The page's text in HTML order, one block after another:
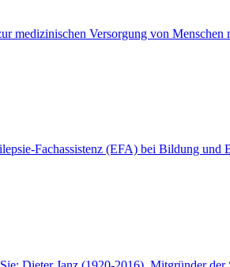
medizinischen Versorgung von Menschen
Fachassistenz (EFA) bei Bildung und